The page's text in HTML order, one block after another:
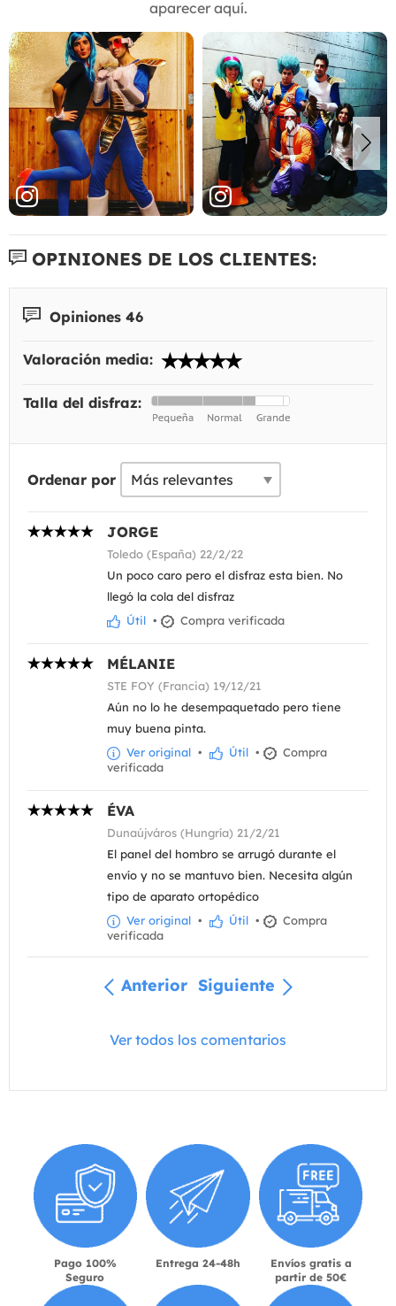
aparecer aquí.
OPINIONES DE LOS CLIENTES:
Opiniones 46
Valoración media:
Talla del disfraz:
Ordenar por
JORGE
Toledo (España) 22/2/22
Un poco caro pero el disfraz esta bien. No
llegó la cola del disfraz
Útil • Compra verificada
MÉLANIE
STE FOY (Francia) 19/12/21
Aún no lo he desempaquetado pero tiene
muy buena pinta.
Ver original • Útil •
Compra
verificada
ÉVA
Dunaújváros (Hungría) 21/2/21
El panel del hombro se arrugó durante el
envío y no se mantuvo bien. Necesita algún
tipo de aparato ortopédico
Ver original • Útil •
Compra
verificada
Anterior Siguiente
Ver todos los comentarios
Pago 100%
Seguro
Entrega 24-48h
Envíos gratis a
partir de 50€